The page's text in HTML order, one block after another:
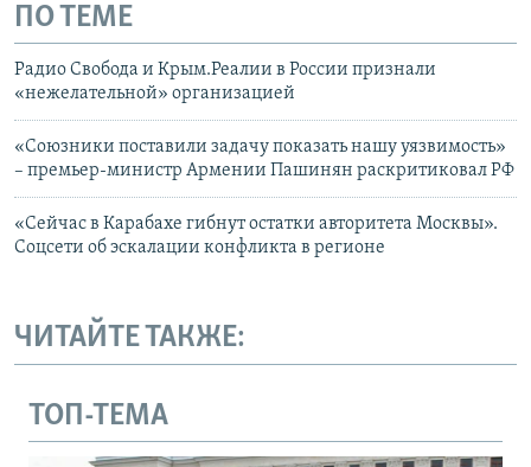
ПО ТЕМЕ
Радио Свобода и Крым.Реалии в России признали
«нежелательной» организацией
«Союзники поставили задачу показать нашу уязвимость»
– премьер-министр Армении Пашинян раскритиковал РФ
«Сейчас в Карабахе гибнут остатки авторитета Москвы».
Соцсети об эскалации конфликта в регионе
ЧИТАЙТЕ ТАКЖЕ:
ТОП-ТЕМА